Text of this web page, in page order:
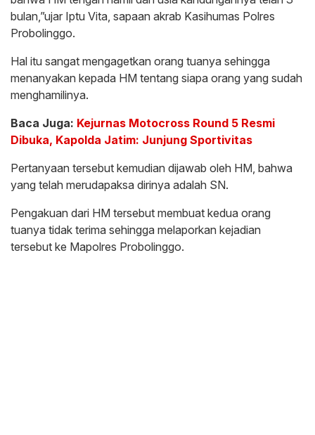
bulan,”ujar Iptu Vita, sapaan akrab Kasihumas Polres
Probolinggo.
Hal itu sangat mengagetkan orang tuanya sehingga
menanyakan kepada HM tentang siapa orang yang sudah
menghamilinya.
Baca Juga: Kejurnas Motocross Round 5 Resmi
Dibuka, Kapolda Jatim: Junjung Sportivitas
Pertanyaan tersebut kemudian dijawab oleh HM, bahwa
yang telah merudapaksa dirinya adalah SN.
Pengakuan dari HM tersebut membuat kedua orang
tuanya tidak terima sehingga melaporkan kejadian
tersebut ke Mapolres Probolinggo.